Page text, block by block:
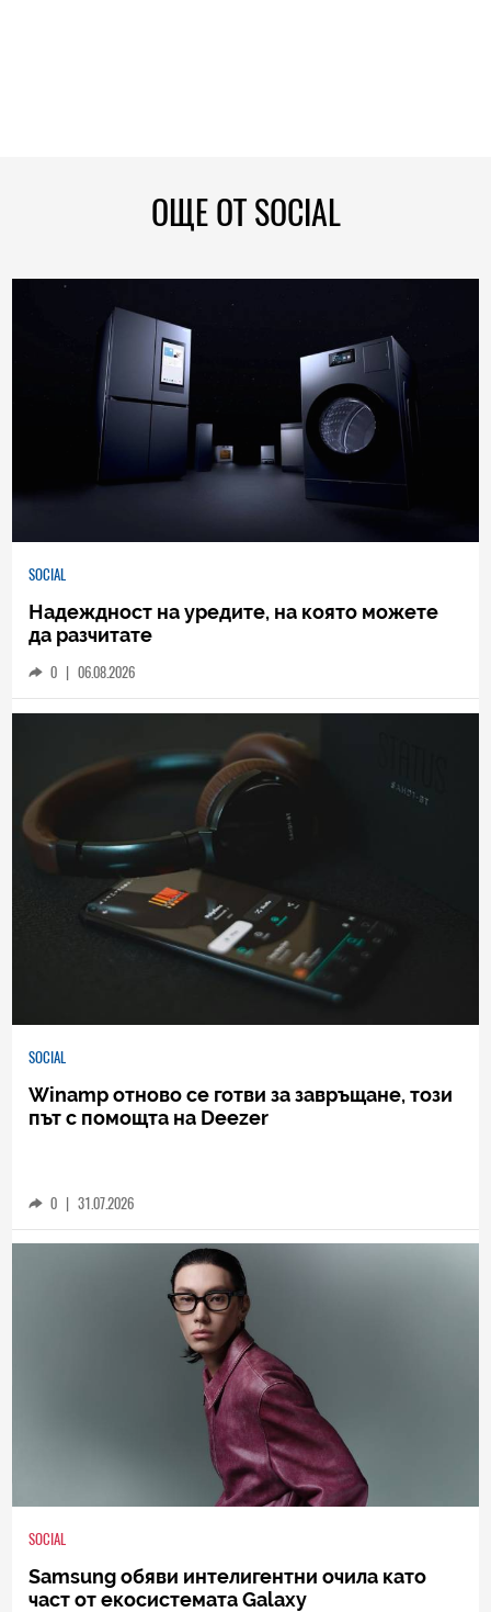
ОЩЕ ОТ SOCIAL
SOCIAL
Надеждност на уредите, на която можете
да разчитате
0 | 06.08.2026
SOCIAL
Winamp отново се готви за завръщане, този
път с помощта на Deezer
0 | 31.07.2026
SOCIAL
Samsung обяви интелигентни очила като
част от екосистемата Galaxy